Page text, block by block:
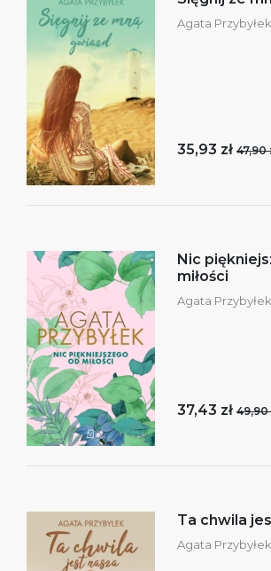
Agata Przybyłek
35,93 zł 47,90
Nic
miłości
Agata Przybyłek
37,43 zł 49,90
Ta chwila
Agata Przybyłek